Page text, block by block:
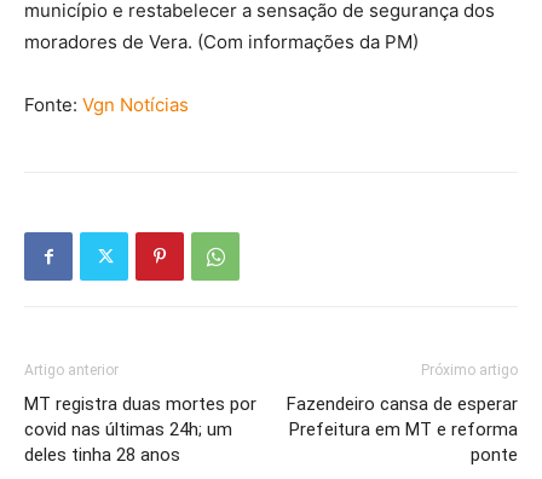
município e restabelecer a sensação de segurança dos
moradores de Vera. (Com informações da PM)
Fonte: Vgn Notícias
Artigo anterior
MT registra duas mortes por
covid nas últimas 24h; um
deles tinha 28 anos
Próximo artigo
Fazendeiro cansa de esperar
Prefeitura em MT e reforma
ponte